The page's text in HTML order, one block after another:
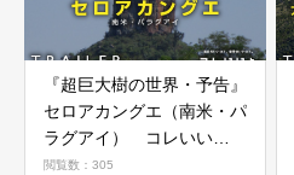
『超巨大樹の世界・予告』
セロアカングエ（南米・パ
ラグアイ） コレいい
よ.JP
閲覧数：305